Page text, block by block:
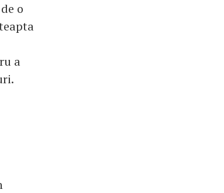
o
a